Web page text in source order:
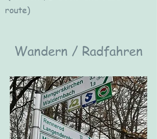
route)
Wandern / Radfahren